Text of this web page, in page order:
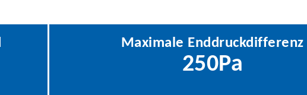
Maximale Enddruckdifferenz
250Pa